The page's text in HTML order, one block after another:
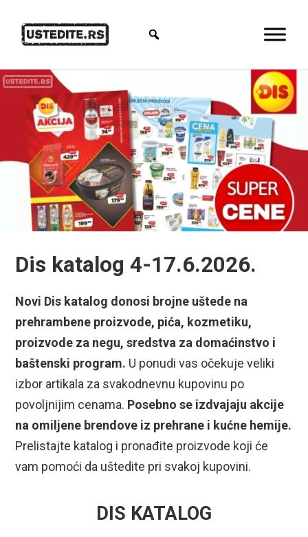
Dis katalog 4-17.6.2026.
Novi Dis katalog donosi brojne uštede na
prehrambene proizvode, pića, kozmetiku,
proizvode za negu, sredstva za domaćinstvo i
baštenski program. U ponudi vas očekuje veliki
izbor artikala za svakodnevnu kupovinu po
povoljnijim cenama. Posebno se izdvajaju akcije
na omiljene brendove iz prehrane i kućne hemije.
Prelistajte katalog i pronađite proizvode koji će
vam pomoći da uštedite pri svakoj kupovini.
DIS KATALOG